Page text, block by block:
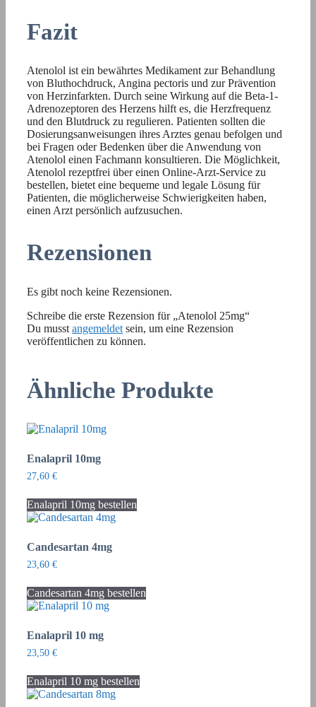
Fazit
Atenolol ist ein bewährtes Medikament zur Behandlung
von Bluthochdruck, Angina pectoris und zur Prävention
von Herzinfarkten. Durch seine Wirkung auf die Beta-1-
Adrenozeptoren des Herzens hilft es, die Herzfrequenz
und den Blutdruck zu regulieren. Patienten sollten die
Dosierungsanweisungen ihres Arztes genau befolgen und
bei Fragen oder Bedenken über die Anwendung von
Atenolol einen Fachmann konsultieren. Die Möglichkeit,
Atenolol rezeptfrei über einen Online-Arzt-Service zu
bestellen, bietet eine bequeme und legale Lösung für
Patienten, die möglicherweise Schwierigkeiten haben,
einen Arzt persönlich aufzusuchen.
Rezensionen
Es gibt noch keine Rezensionen.
Schreibe die erste Rezension für „Atenolol 25mg“
Du musst angemeldet sein, um eine Rezension
veröffentlichen zu können.
Ähnliche Produkte
Enalapril 10mg
27,60 €
Enalapril 10mg bestellen
Candesartan 4mg
23,60 €
Candesartan 4mg bestellen
Enalapril 10 mg
23,50 €
Enalapril 10 mg bestellen